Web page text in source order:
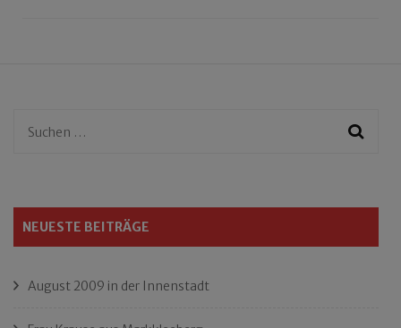
Suchen
NEUESTE BEITRÄGE
August 2009 in der Innenstadt